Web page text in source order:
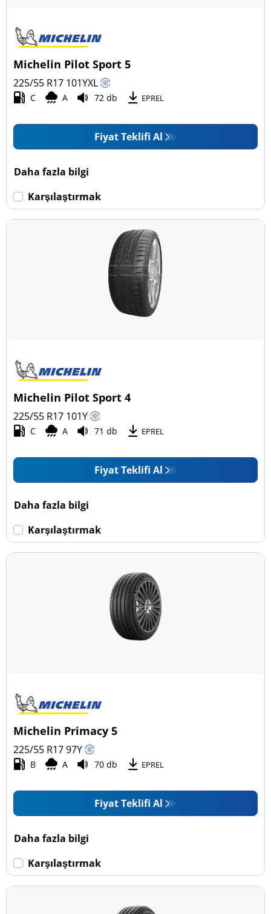
Michelin Pilot Sport 5
225/55 R17 101YXL
C A 72 db EPREL
Fiyat Teklifi Al
Daha fazla bilgi
Karşılaştırmak
Michelin Pilot Sport 4
225/55 R17 101Y
C A 71 db EPREL
Fiyat Teklifi Al
Daha fazla bilgi
Karşılaştırmak
Michelin Primacy 5
225/55 R1797Y
B A 70 db EPREL
Fiyat Teklifi Al
Daha fazla bilgi
Karşılaştırmak